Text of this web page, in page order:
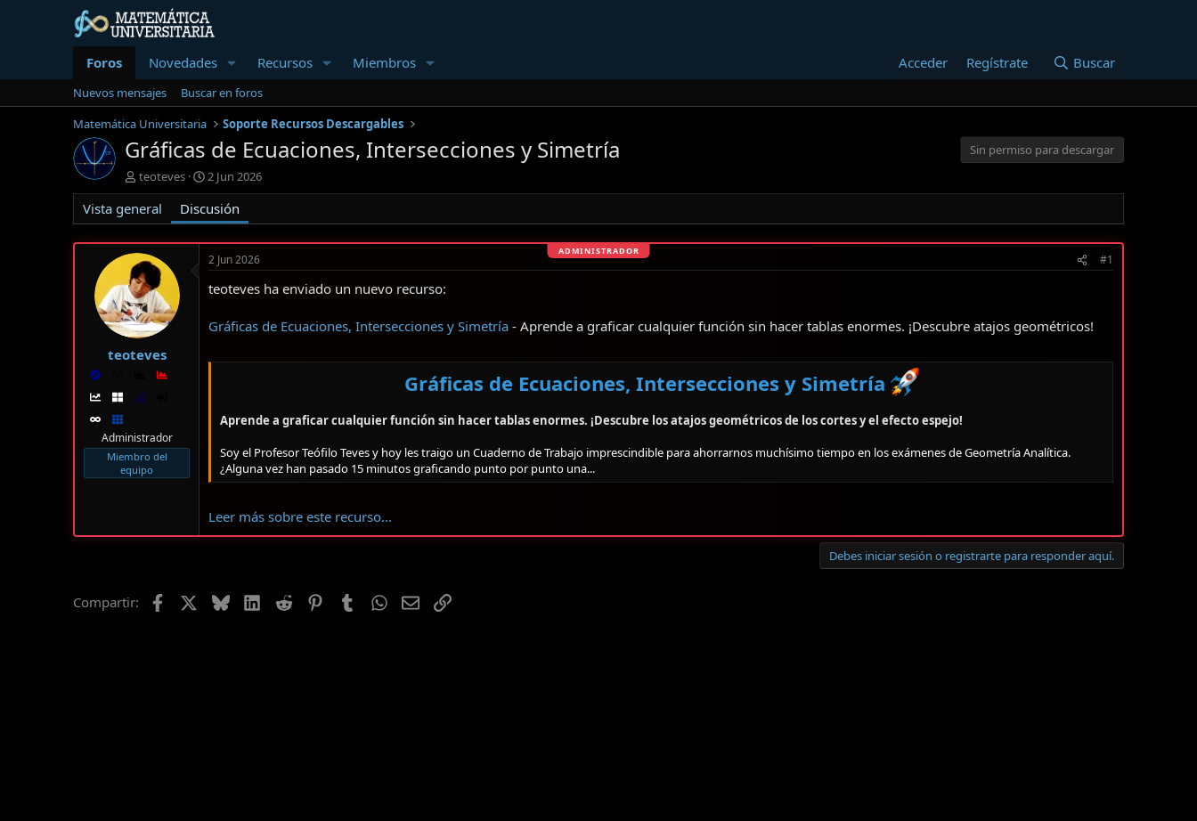
Foros Novedades Recursos Miembros Acceder Regístrate Buscar
Nuevos mensajes
Buscar en foros
Matemática Universitaria
Soporte Recursos Descargables
Gráficas de Ecuaciones, Intersecciones y Simetría
Sin permiso para descargar
I
n
i
c
i
a
d
o
r
d
e
l
m
teoteves
F
e
c
h
a
d
e
i
c
o
2 Jun 2026
Vista general Discusión
teoteves
Administrador
Miembro del
equipo
2 Jun 2026 #1
teoteves ha enviado un nuevo recurso:
Gráficas de Ecuaciones, Intersecciones y Simetría - Aprende a graficar cualquier función sin hacer tablas enormes. ¡Descubre atajos geométricos!
Gráficas de Ecuaciones, Intersecciones y Simetría
Aprende a graficar cualquier función sin hacer tablas enormes. ¡Descubre los atajos geométricos de los cortes y el efecto espejo!
Soy el Profesor Teófilo Teves y hoy les traigo un Cuaderno de Trabajo imprescindible para ahorrarnos muchísimo tiempo en los exámenes de Geometría Analítica.
¿Alguna vez han pasado 15 minutos graficando punto por punto una...
Leer más sobre este recurso...
Debes iniciar sesión o registrarte para responder aquí.
Compartir: Facebook BlueskyLinkedIn
Reddit PinterestTumblrWhatsApp
EmailEnlace